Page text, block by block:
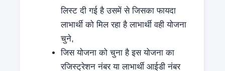
लिस्ट दी गई है उसमें से जिसका फायदा
लाभार्थी को मिल रहा है लाभार्थी वही योजना
चुने,
जिस योजना को चुना है इस योजना का
रजिस्ट्रेशन नंबर या लाभार्थी आईडी नंबर